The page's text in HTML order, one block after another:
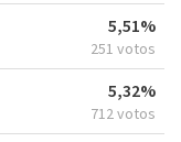
5,51%
251 votos
5,32%
712 votos